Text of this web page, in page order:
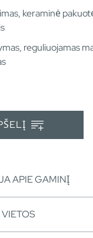
keraminė
reguliuojamas
APIE GAMINĮ